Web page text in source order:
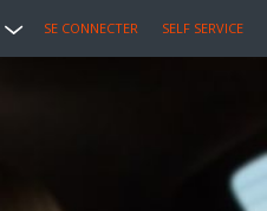
SE CONNECTER SELF SERVICE